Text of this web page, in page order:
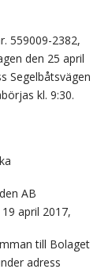
559009-2382,
den 25 april
Segelbåtsvägen
kl. 9:30.
AB
april 2017,
till Bolaget
adress